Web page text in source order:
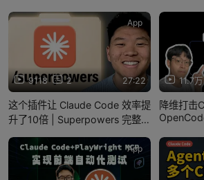
9118 2 27:22
App
这个插件让 Claude Code 效率提
升了10倍 | Superpowers 完整教
11.7万
降维打击
App